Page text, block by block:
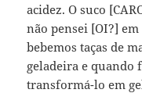
acidez. O suco
não pensei [OI?]
bebemos taças de
geladeira e quando
transformá-lo em